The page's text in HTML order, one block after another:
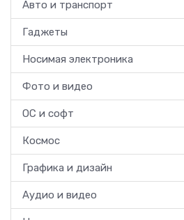
Авто и транспорт
Гаджеты
Носимая электроника
Фото и видео
ОС и софт
Космос
Графика и дизайн
Аудио и видео